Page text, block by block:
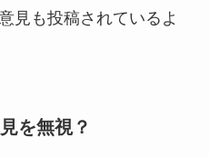
見も投稿されているよ
を無視？